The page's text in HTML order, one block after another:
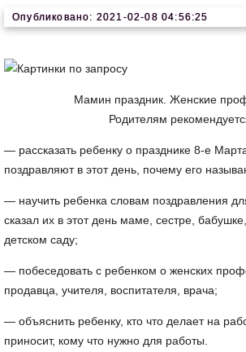
Опубликовано: 2021-02-08 04:56:25
Мамин праздник. Женские
Родителям
— рассказать ребенку о празднике 8-е
поздравляют в этот день, почему его
— научить ребенка словам поздравления
сказал их в этот день маме, сестре,
детском саду;
— побеседовать с ребенком о женских
продавца, учителя, воспитателя, врача;
— объяснить ребенку, кто что делает на
приносит, кому что нужно для работы.